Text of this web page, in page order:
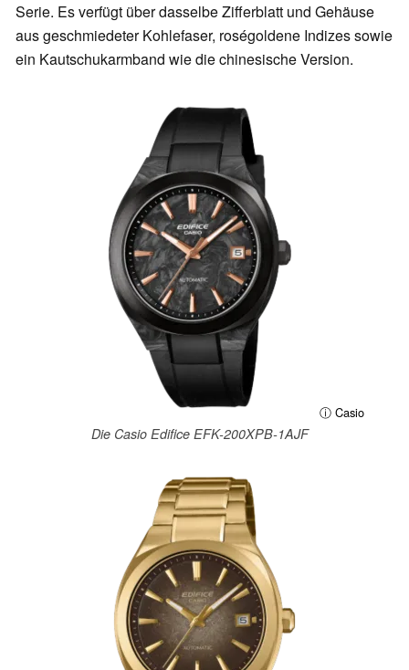
Serie. Es verfügt über dasselbe Zifferblatt und Gehäuse
aus geschmiedeter Kohlefaser, roségoldene Indizes sowie
ein Kautschukarmband wie die chinesische Version.
ⓘ Casio
Die Casio Edifice EFK-200XPB-1AJF